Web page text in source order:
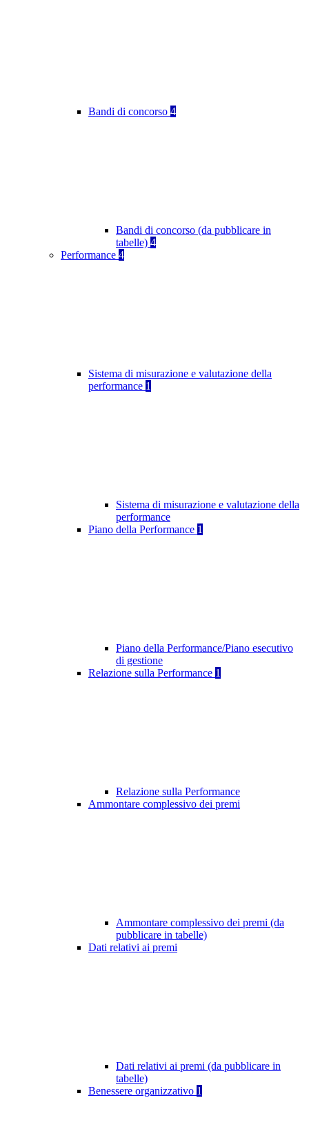
Bandi di concorso 4
Bandi di concorso (da pubblicare in
tabelle) 4
Performance 4
Sistema di misurazione e valutazione della
performance 1
Sistema di misurazione e valutazione della
performance
Piano della Performance 1
Piano della Performance/Piano esecutivo
di gestione
Relazione sulla Performance 1
Relazione sulla Performance
Ammontare complessivo dei premi
Ammontare complessivo dei premi (da
pubblicare in tabelle)
Dati relativi ai premi
Dati relativi ai premi (da pubblicare in
tabelle)
Benessere organizzativo 1